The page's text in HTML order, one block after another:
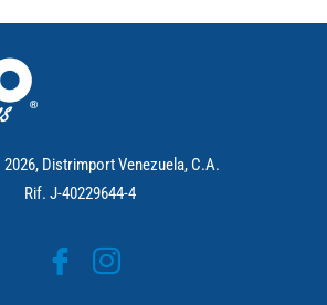
Distrimport Venezuela, C.A.
Rif. J-40229644-4